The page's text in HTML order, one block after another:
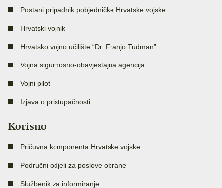
Postani pripadnik pobjedničke Hrvatske vojske
Hrvatski vojnik
Hrvatsko vojno učilište “Dr. Franjo Tuđman”
Vojna sigurnosno-obavještajna agencija
Vojni pilot
Izjava o pristupačnosti
Korisno
Pričuvna komponenta Hrvatske vojske
Područni odjeli za poslove obrane
Službenik za informiranje